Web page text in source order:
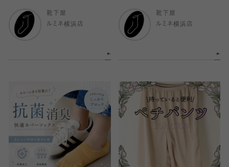
靴下屋
ルミネ横浜店
靴下屋
ルミネ横浜店